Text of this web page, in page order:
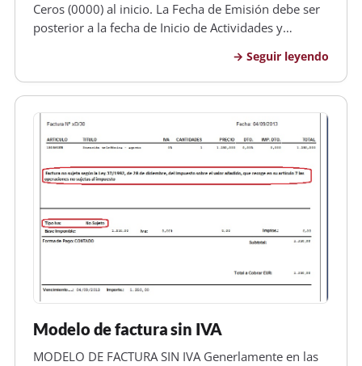
Ceros (0000) al inicio. La Fecha de Emisión debe ser
posterior a la fecha de Inicio de Actividades y
ser sólo los propios de la Asociación Cooperadora,
no los del Establecimiento,…
Seguir leyendo
Modelo de factura sin IVA
MODELO DE FACTURA SIN IVA Generlamente en las